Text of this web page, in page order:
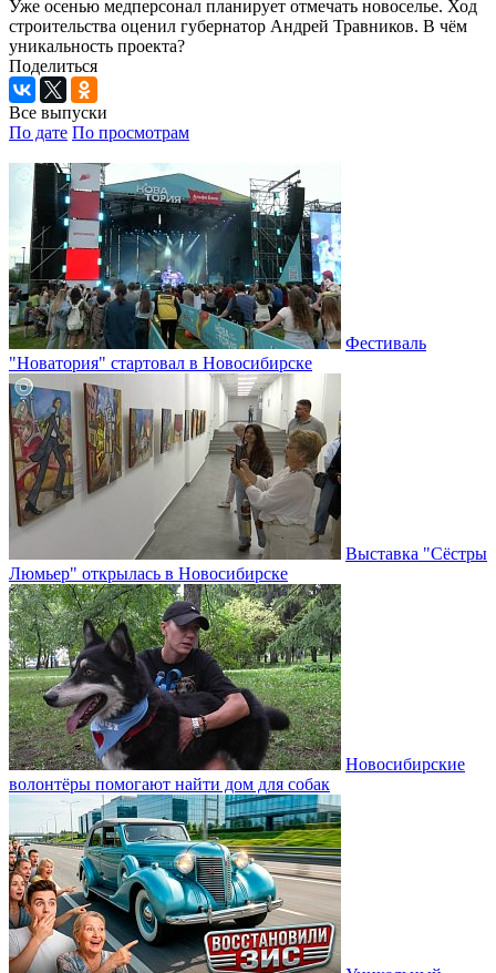
Уже осенью медперсонал планирует отмечать новоселье. Ход
строительства оценил губернатор Андрей Травников. В чём
уникальность проекта?
Поделиться
Все выпуски
По дате По просмотрам
Фестиваль
"Новатория" стартовал в Новосибирске
Выставка "Сёстры
Люмьер" открылась в Новосибирске
Новосибирские
волонтёры помогают найти дом для собак